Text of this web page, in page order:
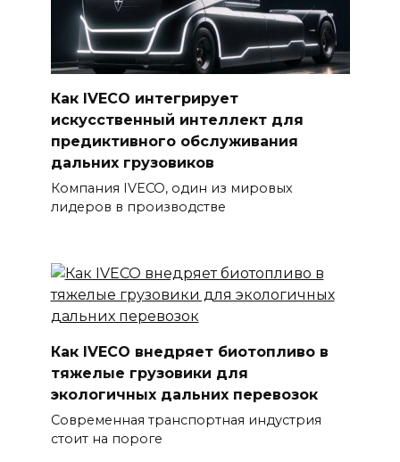
Как IVECO интегрирует
искусственный интеллект для
предиктивного обслуживания
дальних грузовиков
Компания IVECO, один из мировых
лидеров в производстве
Как IVECO внедряет биотопливо в
тяжелые грузовики для
экологичных дальних перевозок
Современная транспортная индустрия
стоит на пороге